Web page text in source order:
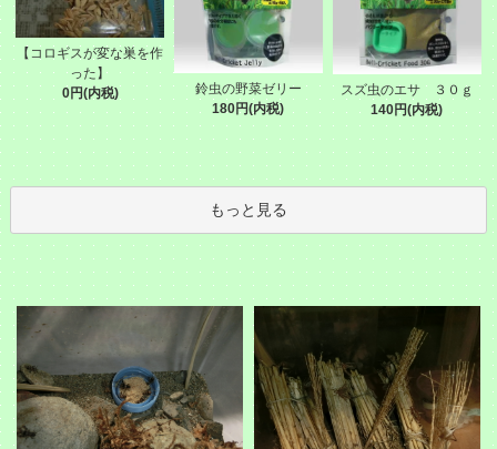
【コロギスが変な巣を作
った】
0円(内税)
鈴虫の野菜ゼリー
180円(内税)
スズ虫のエサ ３０ｇ
140円(内税)
もっと見る